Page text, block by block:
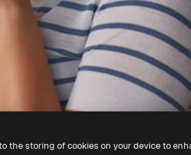
the storing of cookies on your device to